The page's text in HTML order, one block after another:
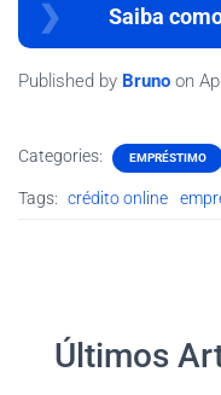
Saiba
Published by Bruno on
Categories: EMPRÉSTIMO
Tags: crédito online
Últimos